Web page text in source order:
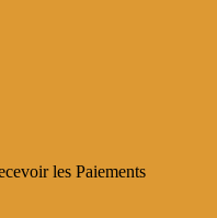
les Paiements